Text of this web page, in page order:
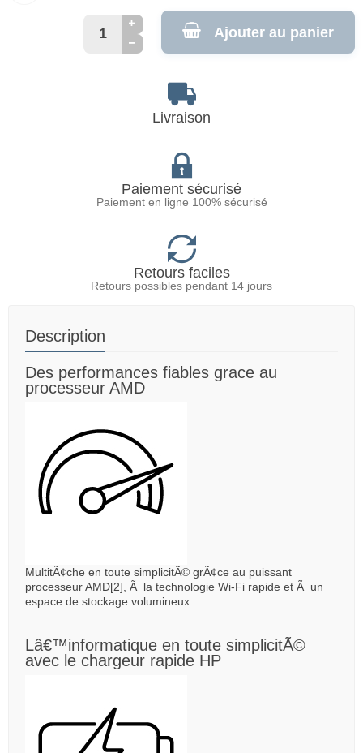
Ajouter au panier
Livraison
Paiement sécurisé
Paiement en ligne 100% sécurisé
Retours faciles
Retours possibles pendant 14 jours
Description
Des performances fiables grace au
processeur AMD
MultitÃ¢che en toute simplicitÃ© grÃ¢ce au puissant
processeur AMD[2], Ã la technologie Wi-Fi rapide et Ã un
espace de stockage volumineux.
Lâ€™informatique en toute simplicitÃ©
avec le chargeur rapide HP